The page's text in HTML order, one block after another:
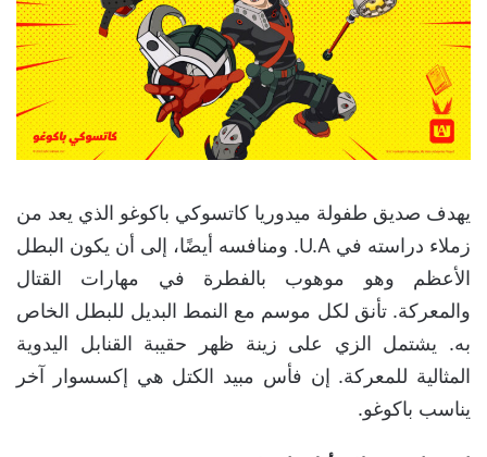
يهدف صديق طفولة ميدوريا كاتسوكي باكوغو الذي يعد من
زملاء دراسته في U.A. ومنافسه أيضًا، إلى أن يكون البطل
الأعظم وهو موهوب بالفطرة في مهارات القتال
والمعركة. تأنق لكل موسم مع النمط البديل للبطل الخاص
به. يشتمل الزي على زينة ظهر حقيبة القنابل اليدوية
المثالية للمعركة. إن فأس مبيد الكتل هي إكسسوار آخر
يناسب باكوغو.